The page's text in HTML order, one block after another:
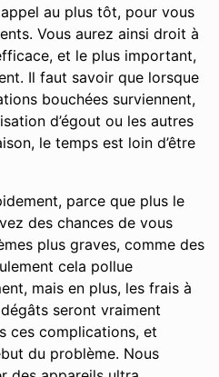
au plus tôt, pour vous
Vous aurez ainsi droit à
et le plus important,
Il faut savoir que lorsque
bouchées surviennent,
d’égout ou les autres
le temps est loin d’être
parce que plus le
des chances de vous
plus graves, comme des
cela pollue
mais en plus, les frais à
seront vraiment
ces complications, et
du problème. Nous